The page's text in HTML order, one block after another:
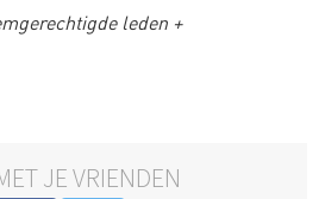
leden +
JE VRIENDEN